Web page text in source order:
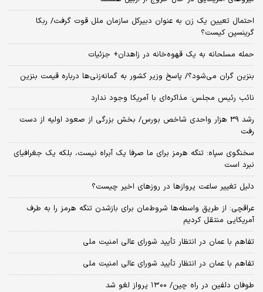
احتمال تعیین یک زن به عنوان دبیرکل سازمان ملل قوت گرفت/ ربکا
گرینسپن کیست؟
حمله مسلحانه به یک قهوه‌خانه در زاهدان+ جزئیات
بنزین گران می‌شود؟/ پاسخ وزیر کشور به گمانه‌زنی‌ها درباره قیمت بنزین
نائب رئیس مجلس: مذاکره‌ای با آمریکا وجود ندارد
رشد 39 هزار واحدی شاخص بورس/ بخش بزرگی از صعود اولیه از دست
رفت
سخنگوی سپاه: تنگه هرمز برای ما صرفا یک آبراه نیست، بلکه یک جغرافیای
نبرد است
دلیل تغییر ساعت پروازها در روزهای اخیر چیست؟
عراقچی: از طریق واسطه‌ها شروط‌مان برای بازشدن تنگه هرمز را به طرف
آمریکایی منتقل کردیم
تفاهم با عمان در انتظار تأیید شورای عالی امنیت ملی
تفاهم با عمان در انتظار تأیید شورای عالی امنیت ملی
طوفان دلفین در راه چین/ ۱۳۰۰ پرواز لغو شد